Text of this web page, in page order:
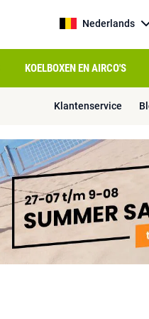
Nederlands
KOELBOXEN EN AIRCO'S
Klantenservice